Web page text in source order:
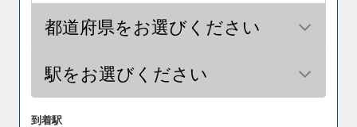
到着駅